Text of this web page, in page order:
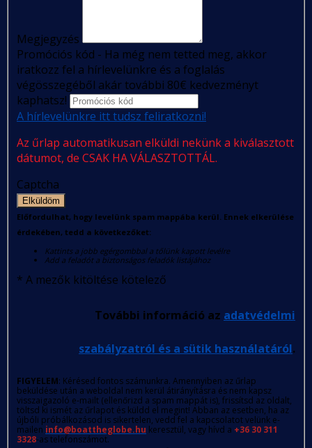
Megjegyzés
Promóciós kód - Ha még nem tetted meg, akkor
iratkozz fel a hírlevelünkre és a foglalás
végösszegéből akár további 80€ kedvezményt
kaphatsz!
A hírlevelünkre itt tudsz feliratkozni!
Az űrlap automatikusan elküldi nekünk a kiválasztott
dátumot, de CSAK HA VÁLASZTOTTÁL.
Captcha
Elküldöm
Előfordulhat, hogy levelünk spam mappába kerül. Ennek elkerülése
érdekében, tedd a következőket:
Kattints a jobb egérgombbal a tőlünk kapott levélre
Add a feladót a biztonságos feladók listájához
* A mezők kitöltése kötelező
További információ az adatvédelmi
szabályzatról és a sütik használatáról.
FIGYELEM: Kérésed fontos számunkra. Amennyiben az űrlap
beküldése után a weboldal nem kerül átirányításra és nem kapsz
visszaigazoló e-mailt (ellenőrizd a spam mappát is), frissítsd az oldalt,
töltsd ki ismét az űrlapot és küldd el megint! Abban az esetben, ha az
újbóli próbálkozásod is sikertelen, vedd fel a kapcsolatot velünk e-
mailen info@boattheglobe.hu keresztül, vagy hívd a +36 30 311
3328-as telefonszámot.